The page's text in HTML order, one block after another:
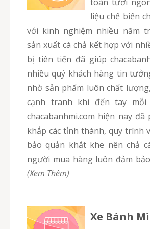
liệu chế biến
với kinh nghiệm nhiều năm
sản xuất cá chả kết hợp với
bị tiên tiến đã giúp
nhiều quý khách hàng tin
nhờ sản phẩm luôn chất
cạnh tranh khi đến tay mỗi
chacabanhmi.com hiện nay
khắp các tỉnh thành, quy trình
bảo quản khắt khe nên chả
người mua hàng luôn đảm
(Xem Thêm)
Xe Bánh Mì